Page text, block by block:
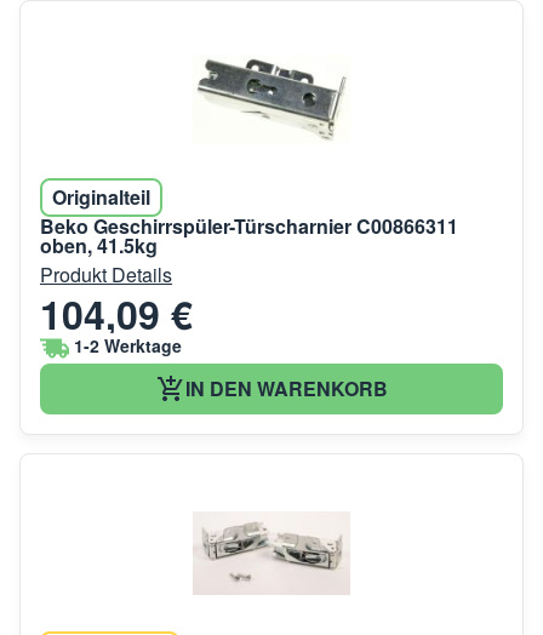
Originalteil
Beko Geschirrspüler-Türscharnier C00866311
oben, 41.5kg
Produkt Details
104,09 €
1-2 Werktage
IN DEN WARENKORB